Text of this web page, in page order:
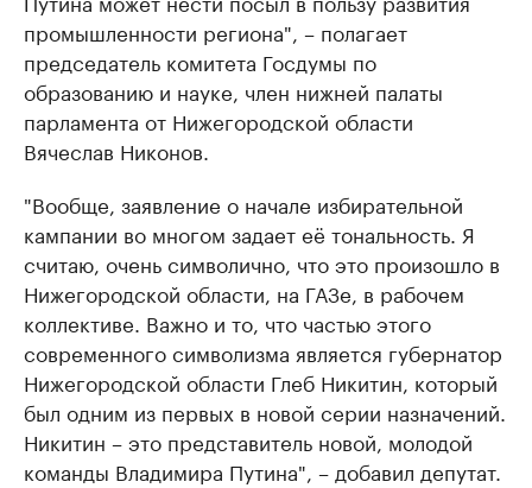
промышленности региона", – полагает
председатель комитета Госдумы по
образованию и науке, член нижней палаты
парламента от Нижегородской области
Вячеслав Никонов.
"Вообще, заявление о начале избирательной
кампании во многом задает её тональность. Я
считаю, очень символично, что это произошло в
Нижегородской области, на ГАЗе, в рабочем
коллективе. Важно и то, что частью этого
современного символизма является губернатор
Нижегородской области Глеб Никитин, который
был одним из первых в новой серии назначений.
Никитин – это представитель новой, молодой
команды Владимира Путина", – добавил депутат.